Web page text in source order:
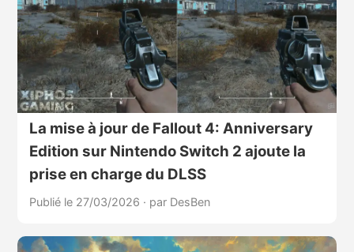
La mise à jour de Fallout 4: Anniversary
Edition sur Nintendo Switch 2 ajoute la
prise en charge du DLSS
Publié le 27/03/2026 · par DesBen